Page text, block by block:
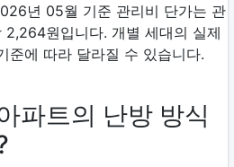
년 05월 기준 관리비 단가는 관
2,264원입니다. 개별 세대의 실제
준에 따라 달라질 수 있습니다.
파트의 난방 방식